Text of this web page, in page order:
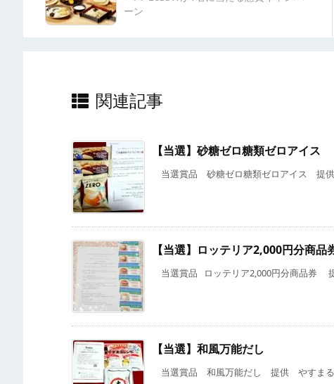
ーン
関連記事
【当選】砂糖ゼロ糖類ゼロアイス
当選賞品 砂糖ゼロ糖類ゼロアイス 提
【当選】ロッテリア2,000円分商品
当選賞品 ロッテリア2,000円分商品券
【当選】和風万能だし
当選賞品 和風万能だし 提供 やすまる